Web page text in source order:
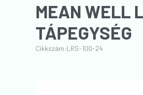
MEAN WELL
TÁPEGYSÉG
Cikkszám:LRS-100-24